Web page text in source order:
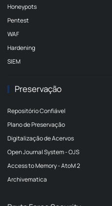
Honeypots
Pentest
WAF
Hardening
SIEM
Preservação
Repositório Confiável
Plano de Preservação
Digitalização de Acervos
Open Journal System - OJS
Access to Memory - AtoM 2
Archivematica